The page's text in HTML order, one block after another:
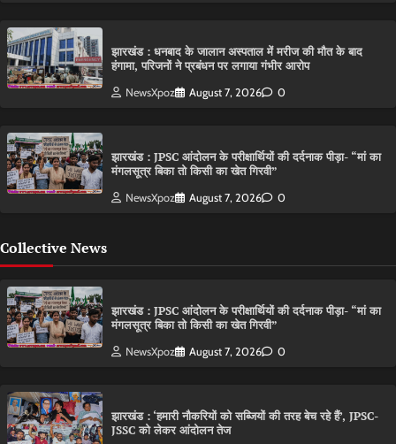
झारखंड : धनबाद के जालान अस्पताल में मरीज की मौत के बाद
हंगामा, परिजनों ने प्रबंधन पर लगाया गंभीर आरोप
NewsXpoz August 7, 2026 0
झारखंड : JPSC आंदोलन के परीक्षार्थियों की दर्दनाक पीड़ा- “मां का
मंगलसूत्र बिका तो किसी का खेत गिरवी”
NewsXpoz August 7, 2026 0
Collective News
झारखंड : JPSC आंदोलन के परीक्षार्थियों की दर्दनाक पीड़ा- “मां का
मंगलसूत्र बिका तो किसी का खेत गिरवी”
NewsXpoz August 7, 2026 0
झारखंड : ‘हमारी नौकरियों को सब्जियों की तरह बेच रहे हैं’, JPSC-
JSSC को लेकर आंदोलन तेज